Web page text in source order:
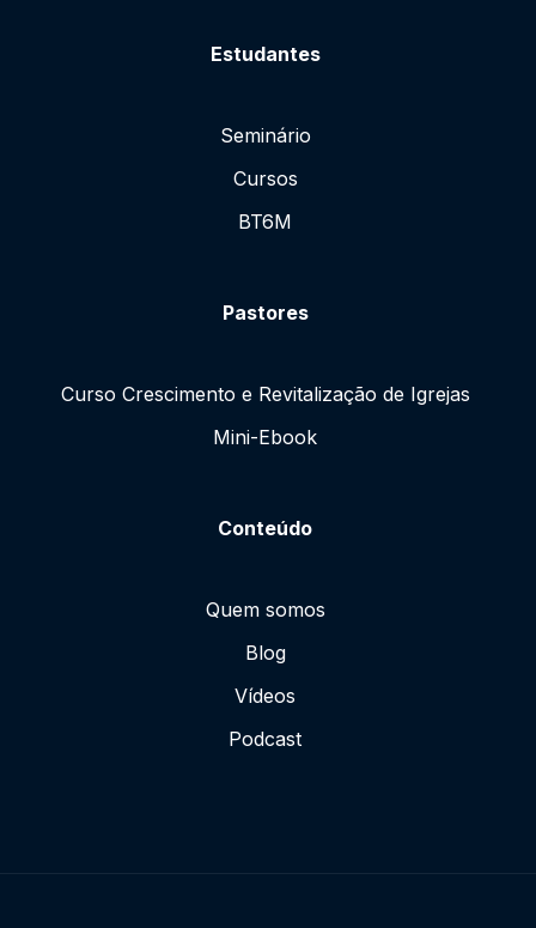
Estudantes
Seminário
Cursos
BT6M
Pastores
Curso Crescimento e Revitalização de Igrejas
Mini-Ebook
Conteúdo
Quem somos
Blog
Vídeos
Podcast